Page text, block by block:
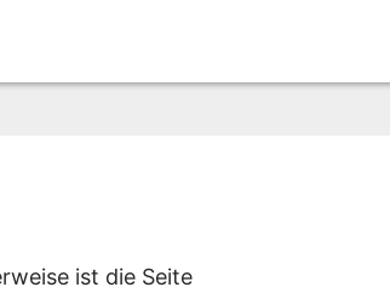
ist die Seite